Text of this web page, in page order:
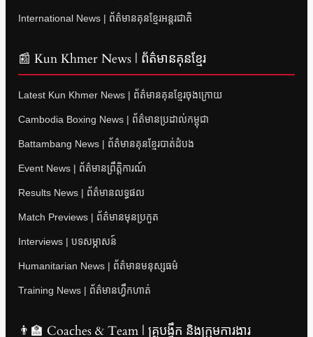
International News | ព័ត៌មានគុនខ្មែរអន្តរជាតិ
📰 Kun Khmer News | ព័ត៌មានគុនខ្មែរ
Latest Kun Khmer News | ព័ត៌មានគុនខ្មែរចុងក្រោយ
Cambodia Boxing News | ព័ត៌មានប្រដាល់កម្ពុជា
Battambang News | ព័ត៌មានគុនខ្មែរបាត់ដំបង
Event News | ព័ត៌មានព្រឹត្តិការណ៍
Results News | ព័ត៌មានលទ្ធផល
Match Previews | ព័ត៌មានមុនប្រកួត
Interviews | បទសម្ភាសន៍
Humanitarian News | ព័ត៌មានមនុស្សធម៌
Training News | ព័ត៌មានហ្វឹកហាត់
👨‍🏫 Coaches & Team | គ្រូបង្វឹក និងក្រុមការងារ